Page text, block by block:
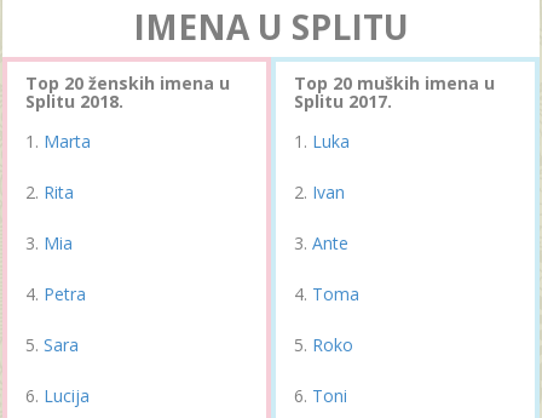
IMENA U SPLITU
Top 20 ženskih imena u
Splitu 2018.
Marta
Rita
Mia
Petra
Sara
Lucija
Top 20 muških imena u
Splitu 2017.
Luka
Ivan
Ante
Toma
Roko
Toni